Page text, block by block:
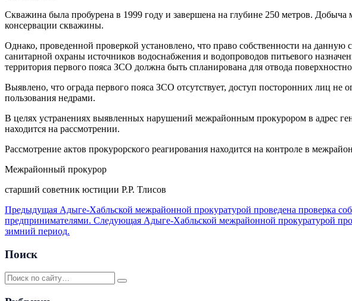
Скважина была пробурена в 1999 году и завершена на глубине 250 метров.
консервации скважины.
Однако, проведенной проверкой установлено, что право собственности на
санитарной охраны источников водоснабжения и водопроводов питьевого
территория первого пояса ЗСО должна быть спланирована для отвода
Выявлено, что ограда первого пояса ЗСО отсутствует, доступ посторонних лиц
пользования недрами.
В целях устранениях выявленных нарушений межрайонным прокурором в адрес
находится на рассмотрении.
Рассмотрение актов прокурорского реагирования находится на контроле в
Межрайонный прокурор
старший советник юстиции Р.Р. Тлисов
Предыдущая Адыге-Хабльской межрайонной прокуратурой проведена проверка
предпринимателями. Следующая Адыге-Хабльской межрайонной прокуратурой
зимний период.
Поиск